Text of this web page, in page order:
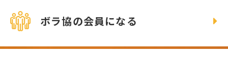
ボラ協の会員になる